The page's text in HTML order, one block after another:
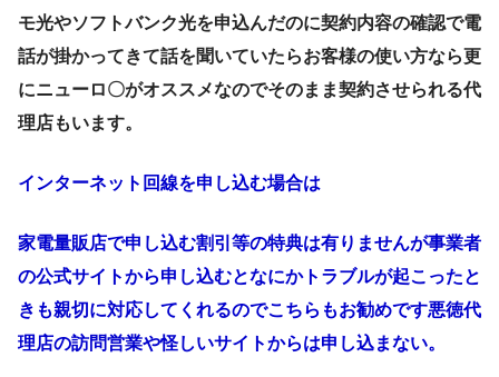
モ光やソフトバンク光を申込んだのに契約内容の確認で電
話が掛かってきて話を聞いていたらお客様の使い方なら更
にニューロ〇がオススメなのでそのまま契約させられる代
理店もいます。
インターネット回線を申し込む場合は
家電量販店で申し込む割引等の特典は有りませんが事業者
の公式サイトから申し込むとなにかトラブルが起こったと
きも親切に対応してくれるのでこちらもお勧めです悪徳代
理店の訪問営業や怪しいサイトからは申し込まない。